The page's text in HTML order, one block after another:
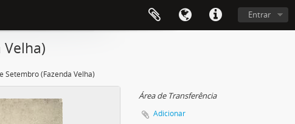
Entrar
Setembro (Fazenda Velha)
Área de Transferência
Adicionar